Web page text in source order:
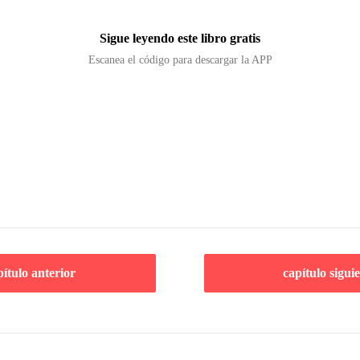
Sigue leyendo este libro gratis
Escanea el código para descargar la APP
anterior capítulo